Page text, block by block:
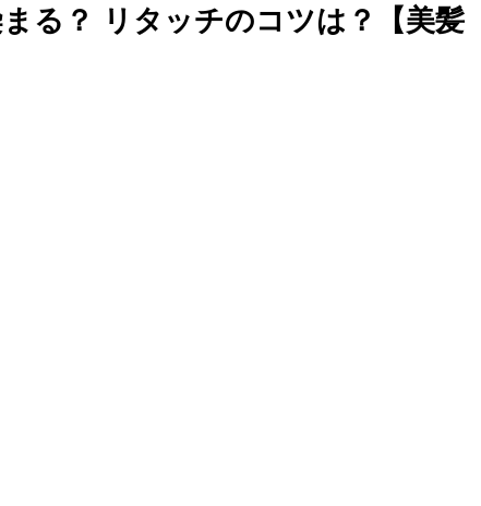
る？ リタッチのコツは？【美髪